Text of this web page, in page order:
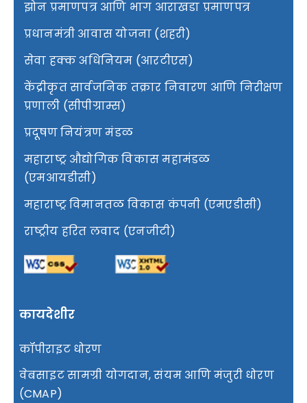
झोन प्रमाणपत्र आणि भाग आराखडा प्रमाणपत्र
प्रधानमंत्री आवास योजना (शहरी)
सेवा हक्क अधिनियम (आरटीएस)
केंद्रीकृत सार्वजनिक तक्रार निवारण आणि निरीक्षण
प्रणाली (सीपीग्राम्स)
प्रदूषण नियंत्रण मंडळ
महाराष्ट्र औद्योगिक विकास महामंडळ
(एमआयडीसी)
महाराष्ट्र विमानतळ विकास कंपनी (एमएडीसी)
राष्ट्रीय हरित लवाद (एनजीटी)
कायदेशीर
कॉपीराइट धोरण
वेबसाइट सामग्री योगदान, संयम आणि मंजुरी धोरण
(CMAP)